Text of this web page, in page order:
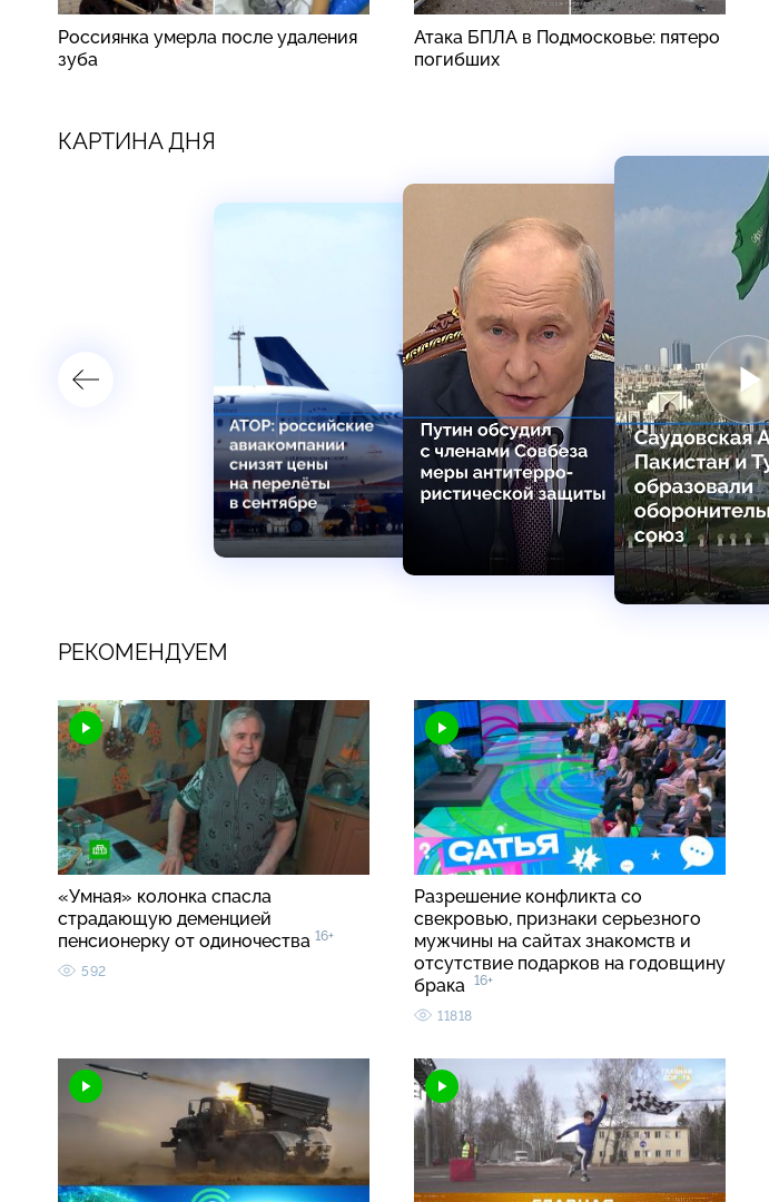
Россиянка умерла после удаления
зуба
Атака БПЛА в Подмосковье: пятеро
погибших
КАРТИНА ДНЯ
РЕКОМЕНДУЕМ
«Умная» колонка спасла
страдающую деменцией
пенсионерку от одиночества 16+
592
Разрешение конфликта со
свекровью, признаки серьезного
мужчины на сайтах знакомств и
отсутствие подарков на годовщину
брака 16+
11818